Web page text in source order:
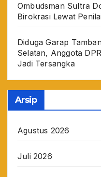
Ombudsman Sultra
Birokrasi Lewat
Diduga Garap
Selatan, Anggota
Jadi Tersangka
Arsip
Agustus 2026
Juli 2026